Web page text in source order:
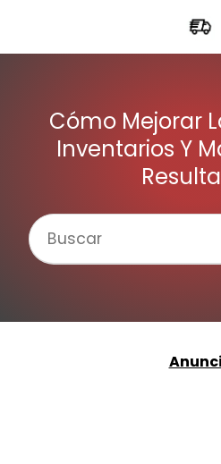
Cómo Mejorar
Inventarios Y